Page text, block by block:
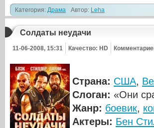
Категория: Драма Автор: Leha
Солдаты неудачи
11-06-2008, 15:31 Качество: HD
Страна: США,
Слоган: «Они
Жанр: боевик,
Актеры: Бен